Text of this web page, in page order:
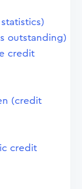
outstanding)
credit
(credit
credit